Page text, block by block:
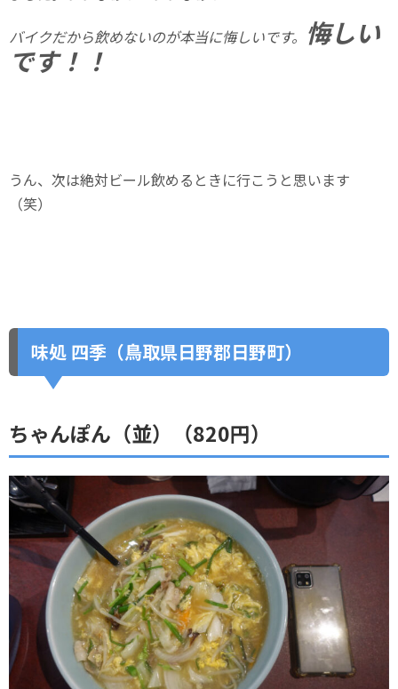
バイクだから飲めないのが本当に悔しいです。 悔しい
です！！
うん、次は絶対ビール飲めるときに行こうと思います
（笑）
味処 四季（鳥取県日野郡日野町）
ちゃんぽん（並）（820円）